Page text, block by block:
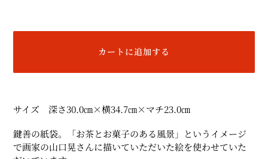
カートに追加する
ー
ト
に
商
品
サイズ 深さ30.0㎝×横34.7㎝×マチ23.0㎝
鍵善の紙袋。「お茶とお菓子のある風景」というイメージ
で画家の山口晃さんに描いていただいた絵を使わせていた